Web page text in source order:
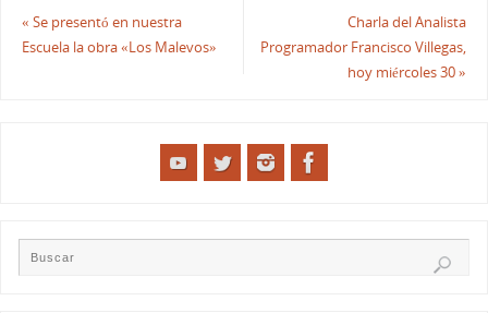
« Se presentó en nuestra
Escuela la obra «Los Malevos»
Charla del Analista
Programador Francisco Villegas,
hoy miércoles 30»